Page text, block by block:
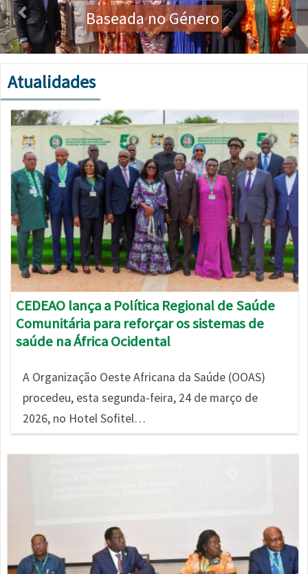
Baseada no Género
Atualidades
Imagem
CEDEAO lança a Política Regional de Saúde
Comunitária para reforçar os sistemas de
saúde na África Ocidental
A Organização Oeste Africana da Saúde (OOAS)
procedeu, esta segunda-feira, 24 de março de
2026, no Hotel Sofitel…